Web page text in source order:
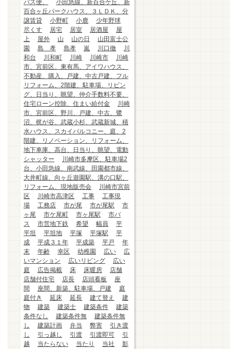
バス便、
小田急線、新百合ケ丘、新
百合ヶ丘パークハウス、３ＬＤＫ、分
譲賃貸
小野町 小鹿
少年野球
尽くす
居宅 居室 居酒屋
屋
上
屋外 山 山の日
山田富士公
園
島 孝 島孝 嵐 川口徹
川
和台
川和町 川崎 川崎市
川崎
市、宮前区、東有馬、アイワハウス、
不動産、購入、戸建、中古戸建、フル
リフォーム、2階建、駐車場、リビン
グ、日当り、眺望、仲介手数料不要、
住宅ローン控除、住まい給付金
川崎
市、宮前区、野川、戸建、中古、鷺
沼、梶が谷、武蔵小杉、武蔵新城、積
水ハウス、スカイバルコニー、庭、2
階建、リノベーション、リフォーム、
地下車庫、高台、日当り、眺望、電動
シャッター
川崎市多摩区、駐車場2
台、小田急線、南武線、田園都市線、
大井町線、向ヶ丘遊園駅、溝の口駅、
リフォーム、現地販売会
川崎市宮前
区
川崎市高津区 工事
工事現
場
工務店 市が尾 市が尾駅
市
ヶ尾
市ケ尾町 市ヶ尾駅
市バ
ス
市営地下鉄 希望 幅員
平
平坦
平坦地 平塚 平塚駅
平
成
平成３１年 平成築 平戸
年
末
年齢 幸区 幼稚園 広い
広
いマンション
広いリビング
広い
庭
広告掲載 床 床暖房
店舗
店舗付住宅
店長 店頭看板
座
間
座間、新築、駐車場、戸建
庭
庭付き
延床 延長 建て替え
建
物
建築 建築士 建築条件
建築
条件なし
建築条件無
建築条件無
し
建築計画 弁当 弊害
引き渡
し
引っ越し 引渡 引渡即可
引
越
当たらない 当たり 当社
影